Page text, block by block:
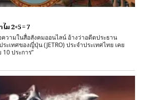
2+5 = 7
วามในสื่อสังคมออนไลน์ อ้างว่าอดีตประธาน
ะเทศของญี่ปุ่น (JETRO) ประจำประเทศไทย เคย
ประการ”